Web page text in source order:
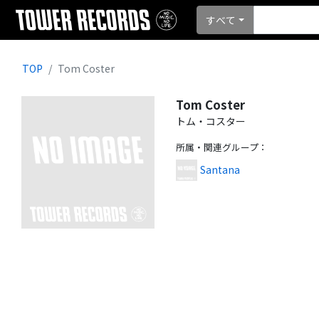
すべて
TOP Tom Coster
Tom Coster
トム・コスター
所属・関連グループ：
Santana